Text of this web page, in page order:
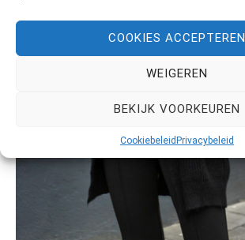
COOKIES ACCEPTEREN
WEIGEREN
BEKIJK VOORKEUREN
CookiebeleidPrivacybeleid